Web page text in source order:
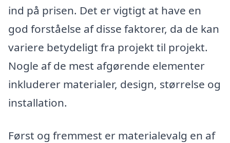
ind på prisen. Det er vigtigt at have en
god forståelse af disse faktorer, da de kan
variere betydeligt fra projekt til projekt.
Nogle af de mest afgørende elementer
inkluderer materialer, design, størrelse og
installation.
Først og fremmest er materialevalg en af